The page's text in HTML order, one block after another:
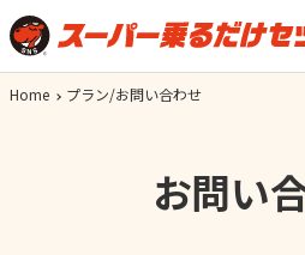
Home プラン/お問い合わせ
お問い